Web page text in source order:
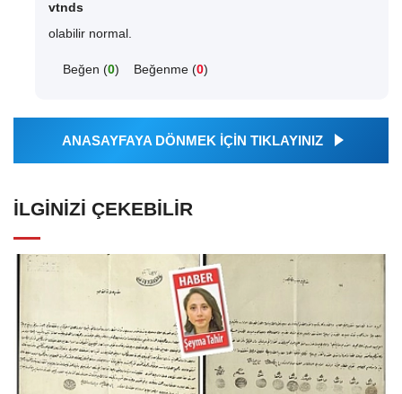
vtnds
olabilir normal.
Beğen (0) Beğenme (0)
ANASAYFAYA DÖNMEK İÇİN TIKLAYINIZ
İLGINIZI ÇEKEBILIR